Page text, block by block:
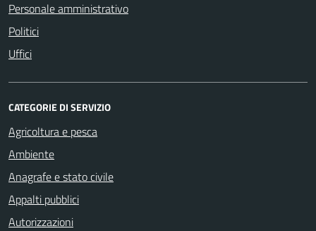
Personale amministrativo
Politici
Uffici
CATEGORIE DI SERVIZIO
Agricoltura e pesca
Ambiente
Anagrafe e stato civile
Appalti pubblici
Autorizzazioni